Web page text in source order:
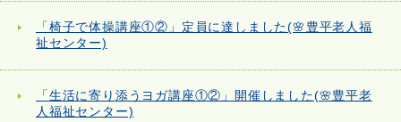
「椅子で体操講座①②」定員に達しました(🌸豊平老人福
祉センター)
「生活に寄り添うヨガ講座①②」開催しました(🌸豊平老
人福祉センター)